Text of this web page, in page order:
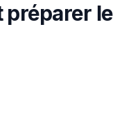
préparer le